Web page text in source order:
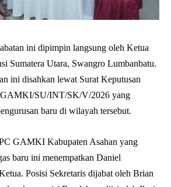
ini dipimpin langsung oleh Ketua
Sumatera Utara, Swangro Lumbanbatu.
ini disahkan lewat Surat Keputusan
SU/INT/SK/V/2026 yang
baru di wilayah tersebut.
GAMKI Kabupaten Asahan yang
baru ini menempatkan Daniel
Posisi Sekretaris dijabat oleh Brian